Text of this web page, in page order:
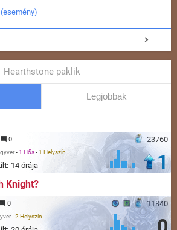
Hearthstone paklik
Legjobbak
23760
0
-1 Hős-1 Helyszín
14 órája 1
Knight?
11840
0
-2 Helyszín